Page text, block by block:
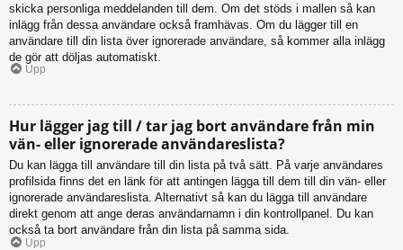
skicka personliga meddelanden till dem. Om det stöds i mallen så kan
inlägg från dessa användare också framhävas. Om du lägger till en
användare till din lista över ignorerade användare, så kommer alla inlägg
de gör att döljas automatiskt.
Upp
Hur lägger jag till / tar jag bort användare från min
vän- eller ignorerade användareslista?
Du kan lägga till användare till din lista på två sätt. På varje användares
profilsida finns det en länk för att antingen lägga till dem till din vän- eller
ignorerade användareslista. Alternativt så kan du lägga till användare
direkt genom att ange deras användarnamn i din kontrollpanel. Du kan
också ta bort användare från din lista på samma sida.
Upp